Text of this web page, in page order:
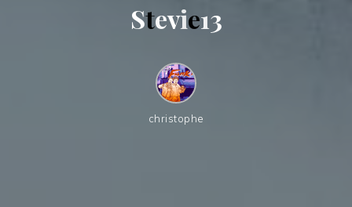
Stevie13
christophe